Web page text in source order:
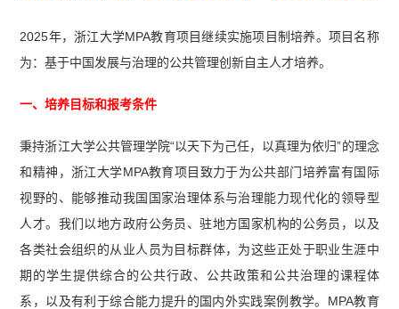
022年管理联考写作考试真题汇总】
2025年，浙江大学MPA教育项目继续实施项目制培养。项目名称
为：基于中国发展与治理的公共管理创新自主人才培养。
一、培养目标和报考条件
秉持浙江大学公共管理学院“以天下为己任，以真理为依归”的理念
和精神，浙江大学MPA教育项目致力于为公共部门培养富有国际
视野的、能够推动我国国家治理体系与治理能力现代化的领导型
人才。我们以地方政府公务员、驻地方国家机构的公务员，以及
各类社会组织的从业人员为目标群体，为这些正处于职业生涯中
期的学生提供综合的公共行政、公共政策和公共治理的课程体
系，以及有利于综合能力提升的国内外实践案例教学。MPA教育